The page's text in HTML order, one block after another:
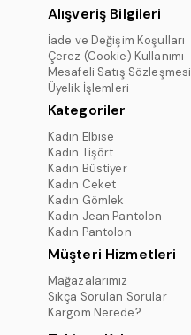
Alışveriş Bilgileri
İade ve Değişim Koşulları
Çerez (Cookie) Kullanımı
Mesafeli Satış Sözleşmesi
Üyelik İşlemleri
Kategoriler
Kadın Elbise
Kadın Tişört
Kadın Büstiyer
Kadın Ceket
Kadın Gömlek
Kadın Jean Pantolon
Kadın Pantolon
Müşteri Hizmetleri
Mağazalarımız
Sıkça Sorulan Sorular
Kargom Nerede?